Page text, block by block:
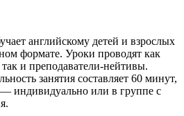
английскому детей и взрослых
формате. Уроки проводят как
и преподаватели-нейтивы.
занятия составляет 60 минут,
индивидуально или в группе с